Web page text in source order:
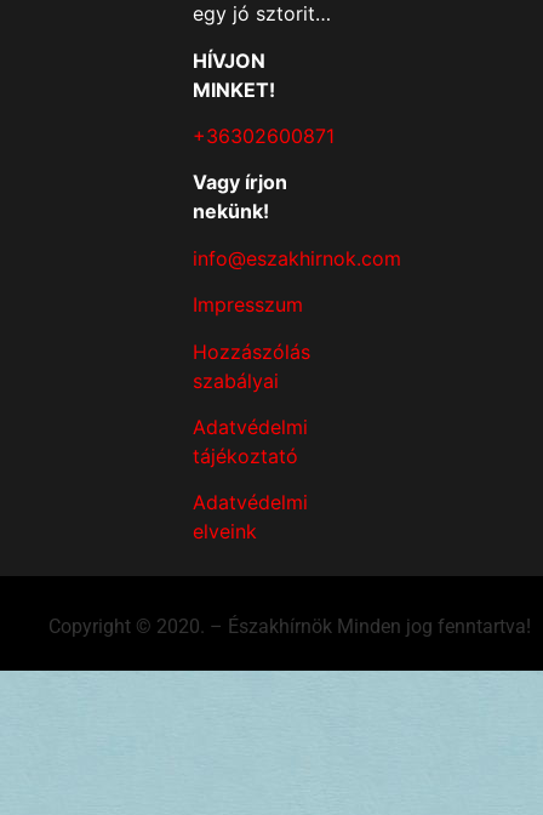
egy jó sztorit…
HÍVJON
MINKET!
+36302600871
Vagy írjon
nekünk!
info@eszakhirnok.com
Impresszum
Hozzászólás
szabályai
Adatvédelmi
tájékoztató
Adatvédelmi
elveink
Copyright © 2020. – Északhírnök Minden jog fenntartva!